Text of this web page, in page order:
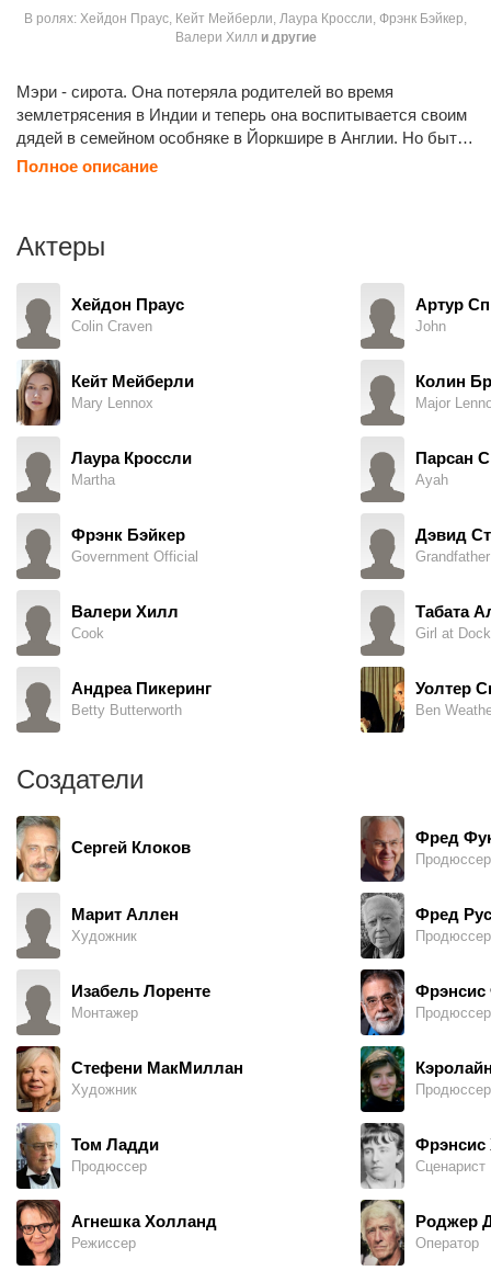
В ролях: Хейдон Праус, Кейт Мейберли, Лаура Кроссли, Фрэнк Бэйкер,
Валери Хилл и другие
Мэри - сирота. Она потеряла родителей во время
землетрясения в Индии и теперь она воспитывается своим
дядей в семейном особняке в Йоркшире в Англии. Но быть
с несчастной девочкой у дяди совсем нет желания, он
окружающего мира.
Полное описание
Актеры
Хейдон Праус
Colin Craven
Кейт Мейберли
Mary Lennox
Лаура Кроссли
Martha
Фрэнк Бэйкер
Government Official
Валери Хилл
Cook
Андреа Пикеринг
Betty Butterworth
Артур
John
Колин
Major
Парсан
Ayah
Дэвид
Табата
Girl at Dock
Уолтер
Ben
Создатели
Сергей Клоков
Марит Аллен
Художник
Изабель Лоренте
Монтажер
Стефени МакМиллан
Художник
Том Ладди
Продюссер
Агнешка Холланд
Режиссер
Фред
Продюссер
Фред Рус
Продюссер
Фрэнсис
Продюссер
Фрэнсис
Сценарист
Роджер
Оператор